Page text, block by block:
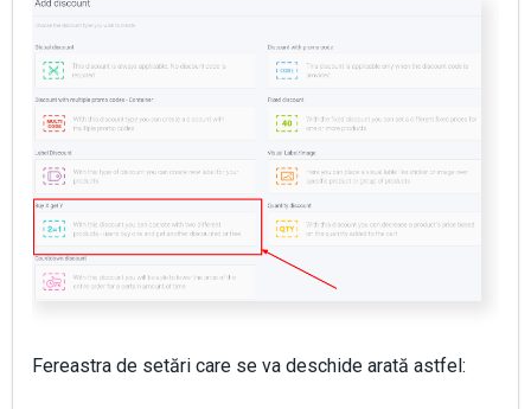
Fereastra de setări care se va deschide arată astfel: